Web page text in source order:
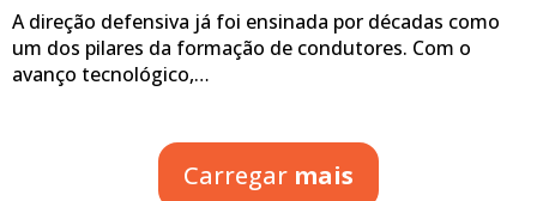
A direção defensiva já foi ensinada por décadas como
um dos pilares da formação de condutores. Com o
avanço tecnológico,…
Carregar mais